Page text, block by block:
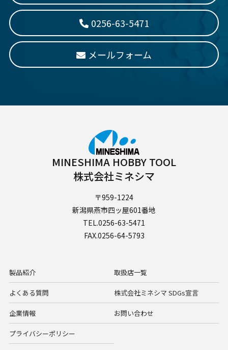
0256-63-5471
メールフォーム
MINESHIMA HOBBY TOOL
株式会社ミネシマ
〒959-1224
新潟県燕市四ッ屋601番地
TEL.0256-63-5471
FAX.0256-64-5793
製品紹介 取扱店一覧
よくある質問 株式会社ミネシマ SDGs宣言
企業情報 お問い合わせ
プライバシーポリシー